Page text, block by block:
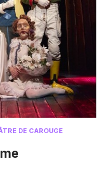
DE CAROUGE